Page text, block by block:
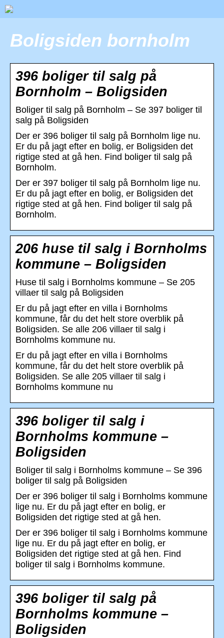
Boligsiden bornholm
396 boliger til salg på
Bornholm – Boligsiden
Boliger til salg på Bornholm – Se 397 boliger til
salg på Boligsiden
Der er 396 boliger til salg på Bornholm lige nu.
Er du på jagt efter en bolig, er Boligsiden det
rigtige sted at gå hen. Find boliger til salg på
Bornholm.
Der er 397 boliger til salg på Bornholm lige nu.
Er du på jagt efter en bolig, er Boligsiden det
rigtige sted at gå hen. Find boliger til salg på
Bornholm.
206 huse til salg i Bornholms
kommune – Boligsiden
Huse til salg i Bornholms kommune – Se 205
villaer til salg på Boligsiden
Er du på jagt efter en villa i Bornholms
kommune, får du det helt store overblik på
Boligsiden. Se alle 206 villaer til salg i
Bornholms kommune nu.
Er du på jagt efter en villa i Bornholms
kommune, får du det helt store overblik på
Boligsiden. Se alle 205 villaer til salg i
Bornholms kommune nu
396 boliger til salg i
Bornholms kommune –
Boligsiden
Boliger til salg i Bornholms kommune – Se 396
boliger til salg på Boligsiden
Der er 396 boliger til salg i Bornholms kommune
lige nu. Er du på jagt efter en bolig, er
Boligsiden det rigtige sted at gå hen.
Der er 396 boliger til salg i Bornholms kommune
lige nu. Er du på jagt efter en bolig, er
Boligsiden det rigtige sted at gå hen. Find
boliger til salg i Bornholms kommune.
396 boliger til salg på
Bornholms kommune –
Boligsiden